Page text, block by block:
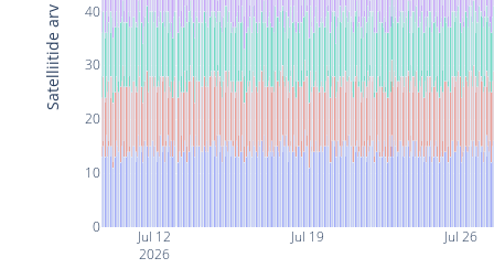
Jul 12
2026
Jul 19 Jul 26
0
10
20
30
40
Satelliitide arv